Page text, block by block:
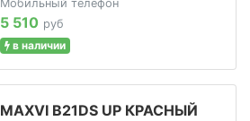
Мобильный телефон
5 510 руб
в наличии
MAXVI B21DS UP КРАСНЫЙ